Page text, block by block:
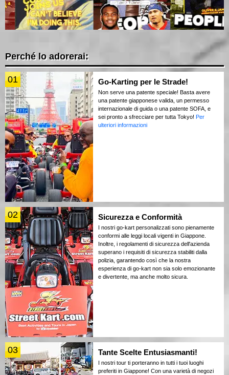
Perché lo adorerai:
01 Go-Karting per le Strade!
Non serve una patente speciale! Basta avere
una patente giapponese valida, un permesso
internazionale di guida o una patente SOFA, e
sei pronto a sfrecciare per tutta Tokyo! Per
ulteriori informazioni
02 Sicurezza e Conformità
I nostri go-kart personalizzati sono pienamente
conformi alle leggi locali vigenti in Giappone.
Inoltre, i regolamenti di sicurezza dell'azienda
superano i requisiti di sicurezza stabiliti dalla
polizia, garantendo così che la nostra
esperienza di go-kart non sia solo emozionante
e divertente, ma anche molto sicura.
03 Tante Scelte Entusiasmanti!
I nostri tour ti porteranno in tutti i tuoi luoghi
preferiti in Giappone! Con una varietà di negozi